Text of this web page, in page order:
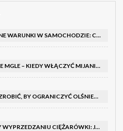
WYPOSAŻENIE NA TRUDNE WARUNKI W SAMOCHODZIE: CO MIEĆ ZIMĄ, W TRASIE I NA WYPADEK AWARII
JAK UŻYWAĆ ŚWIATEŁ WE MGLE – KIEDY WŁĄCZYĆ MIJANIA I PRZECIWMGIELNE ORAZ CZEGO NIE ROBIĆ
JAZDA POD SŁOŃCE: CO ZROBIĆ, BY OGRANICZYĆ OLŚNIENIE I POPRAWIĆ WIDOCZNOŚĆ
PODMUCH WIATRU PRZY WYPRZEDZANIU CIĘŻARÓWKI: JAK UTRZYMAĆ TOR JAZDY I OPANOWAĆ AUTO